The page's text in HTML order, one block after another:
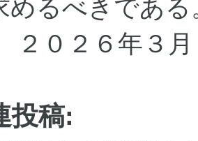
２０２６年３
投稿: